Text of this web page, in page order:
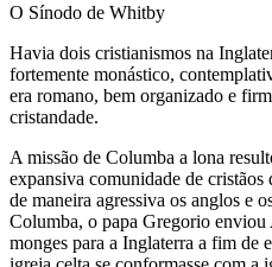
O Sínodo de Whitby
Havia dois cristianismos na
fortemente monástico,
era romano, bem organizado e
cristandade.
A missão de Columba a lona
expansiva comunidade de
de maneira agressiva os anglos e
Columba, o papa Gregorio
monges para a Inglaterra a fim de